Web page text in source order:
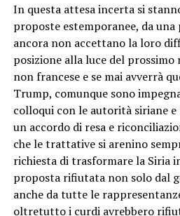
In questa attesa incerta si
proposte estemporanee, da una
ancora non accettano la loro
posizione alla luce del
non francese e se mai avverrà
Trump, comunque sono
colloqui con le autorità siriane e
un accordo di resa e
che le trattative si arenino
richiesta di trasformare la Siria
proposta rifiutata non solo dal
anche da tutte le
oltretutto i curdi avrebbero